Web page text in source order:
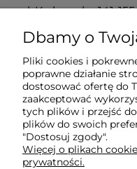
ul. Krakowska 141-155
POMOC
INFORMACJE
O NAS
Dbamy o
Pliki cookies i
poprawne działanie
dostosować ofertę do
zaakceptować
tych plików i przejść
plików do swoich
"Dostosuj zgody".
Więcej o plikach
prywatności.